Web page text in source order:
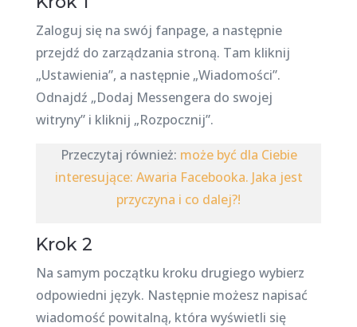
Zaloguj się na swój fanpage, a następnie
przejdź do zarządzania stroną. Tam kliknij
„Ustawienia”, a następnie „Wiadomości”.
Odnajdź „Dodaj Messengera do swojej
witryny” i kliknij „Rozpocznij”.
Przeczytaj również: może być dla Ciebie
interesujące: Awaria Facebooka. Jaka jest
przyczyna i co dalej?!
Krok 2
Na samym początku kroku drugiego wybierz
odpowiedni język. Następnie możesz napisać
wiadomość powitalną, która wyświetli się